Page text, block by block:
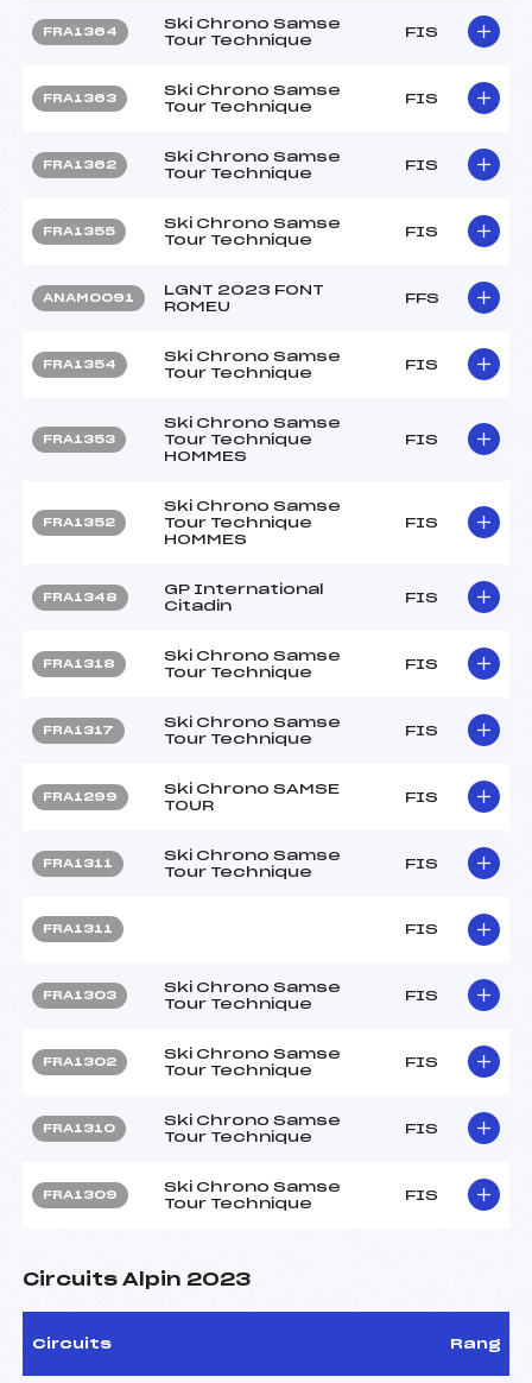
FRA1364
Ski Chrono Samse
Tour Technique
FIS
FRA1363
Ski Chrono Samse
Tour Technique
FIS
FRA1362
Ski Chrono Samse
Tour Technique
FIS
FRA1355
Ski Chrono Samse
Tour Technique
FIS
ANAM0091
LGNT 2023 FONT
ROMEU
FFS
FRA1354
Ski Chrono Samse
Tour Technique
FIS
FRA1353
Ski Chrono Samse
Tour Technique
HOMMES
FIS
FRA1352
Ski Chrono Samse
Tour Technique
HOMMES
FIS
FRA1348
GP International
Citadin
FIS
FRA1318
Ski Chrono Samse
Tour Technique
FIS
FRA1317
Ski Chrono Samse
Tour Technique
FIS
FRA1299
Ski Chrono SAMSE
TOUR
FIS
FRA1311
Ski Chrono Samse
Tour Technique
FIS
FRA1311 FIS
FRA1303
Ski Chrono Samse
Tour Technique
FIS
FRA1302
Ski Chrono Samse
Tour Technique
FIS
FRA1310
Ski Chrono Samse
Tour Technique
FIS
FRA1309
Ski Chrono Samse
Tour Technique
FIS
Circuits Alpin 2023
Circuits Rang